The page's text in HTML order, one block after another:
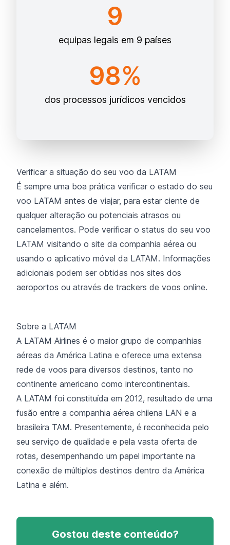
9
equipas legais em 9 países
98%
dos processos jurídicos vencidos
Verificar a situação do seu voo da LATAM
É sempre uma boa prática verificar o estado do seu
voo LATAM antes de viajar, para estar ciente de
qualquer alteração ou potenciais atrasos ou
cancelamentos. Pode verificar o status do seu voo
LATAM visitando o site da companhia aérea ou
usando o aplicativo móvel da LATAM. Informações
adicionais podem ser obtidas nos sites dos
aeroportos ou através de trackers de voos online.
Sobre a LATAM
A LATAM Airlines é o maior grupo de companhias
aéreas da América Latina e oferece uma extensa
rede de voos para diversos destinos, tanto no
continente americano como intercontinentais.
A LATAM foi constituída em 2012, resultado de uma
fusão entre a companhia aérea chilena LAN e a
brasileira TAM. Presentemente, é reconhecida pelo
seu serviço de qualidade e pela vasta oferta de
rotas, desempenhando um papel importante na
conexão de múltiplos destinos dentro da América
Latina e além.
Gostou deste conteúdo?